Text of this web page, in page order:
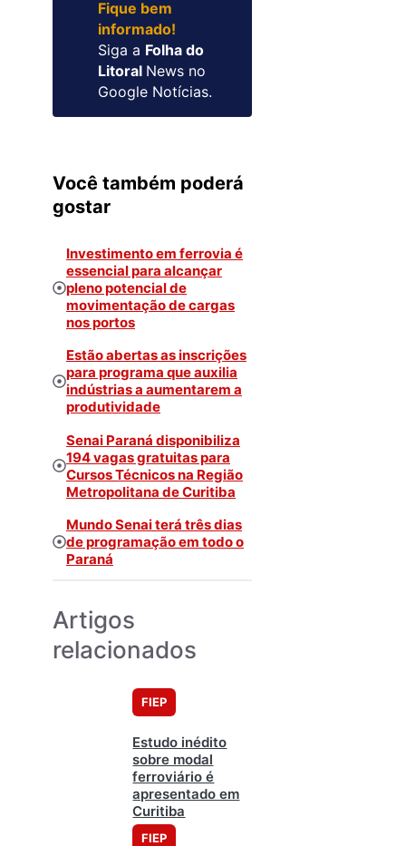
Fique bem
informado!
Siga a Folha do
Litoral News no
Google Notícias.
Você também poderá
gostar
Investimento em ferrovia é
essencial para alcançar
pleno potencial de
movimentação de cargas
nos portos
Estão abertas as inscrições
para programa que auxilia
indústrias a aumentarem a
produtividade
Senai Paraná disponibiliza
194 vagas gratuitas para
Cursos Técnicos na Região
Metropolitana de Curitiba
Mundo Senai terá três dias
de programação em todo o
Paraná
Artigos
relacionados
FIEP
Estudo inédito
sobre modal
ferroviário é
apresentado em
Curitiba
FIEP